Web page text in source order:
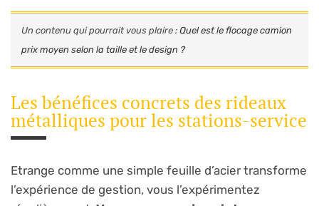
Un contenu qui pourrait vous plaire : Quel est le flocage camion
prix moyen selon la taille et le design ?
Les bénéfices concrets des rideaux
métalliques pour les stations-service
Etrange comme une simple feuille d’acier transforme
l’expérience de gestion, vous l’expérimentez